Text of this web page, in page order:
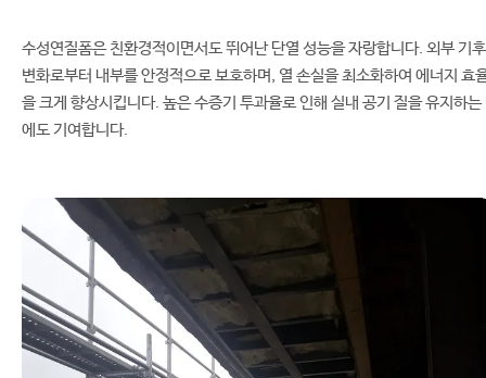
수성연질폼은 친환경적이면서도 뛰어난 단열 성능을 자랑합니다. 외부 기후
변화로부터 내부를 안정적으로 보호하며, 열 손실을 최소화하여 에너지 효
을 크게 향상시킵니다. 높은 수증기 투과율로 인해 실내 공기 질을 유지하는
에도 기여합니다.